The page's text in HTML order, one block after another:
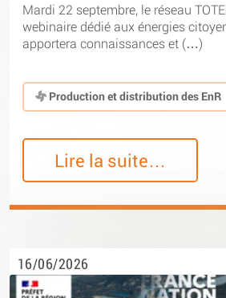
Mardi 22 septembre, le réseau
webinaire dédié aux énergies
apportera connaissances et (…)
Production et distribution des EnR
Lire la suite…
16/06/2026